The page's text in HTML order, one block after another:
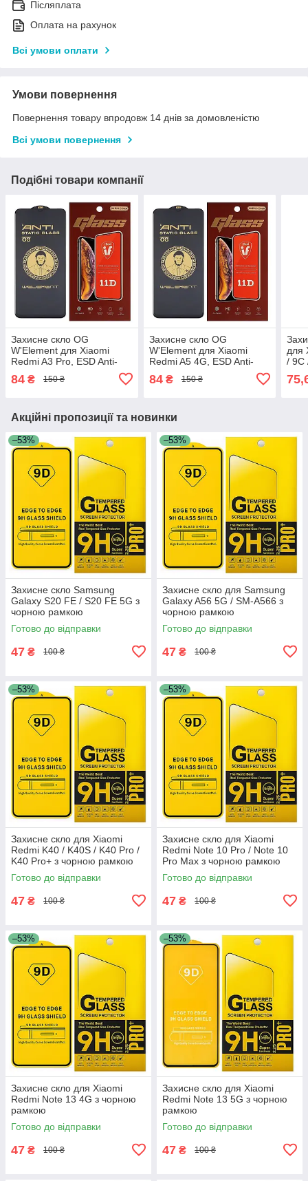
Післяплата
Оплата на рахунок
Всі умови оплати
Умови повернення
Повернення товару впродовж 14 днів за домовленістю
Всі умови повернення
Подібні товари компанії
Захисне скло OG
W'Element для Xiaomi
Redmi A3 Pro, ESD Anti-
чорною рамкою
84 ₴ 150 ₴
Захисне скло OG
W'Element для Xiaomi
Redmi A5 4G, ESD Anti-
чорною рамкою
84₴ 150 ₴
для
/ 9C
Акційні пропозиції та новинки
–53%
Захисне скло Samsung
Galaxy S20 FE / S20 FE 5G з
чорною рамкою
Готово до відправки
47 ₴ 100 ₴
–53%
Захисне скло для Samsung
Galaxy A56 5G / SM-A566 з
чорною рамкою
Готово до відправки
47 ₴ 100 ₴
–53%
Захисне скло для Xiaomi
Redmi K40 / K40S / K40 Pro /
K40 Pro+ з чорною рамкою
Готово до відправки
47 ₴ 100 ₴
–53%
Захисне скло для Xiaomi
Redmi Note 10 Pro / Note 10
Pro Max з чорною рамкою
Готово до відправки
47 ₴ 100 ₴
–53%
Захисне скло для Xiaomi
Redmi Note 13 4G з чорною
рамкою
Готово до відправки
47 ₴ 100 ₴
–53%
Захисне скло для Xiaomi
Redmi Note 13 5G з чорною
рамкою
Готово до відправки
47 ₴ 100 ₴